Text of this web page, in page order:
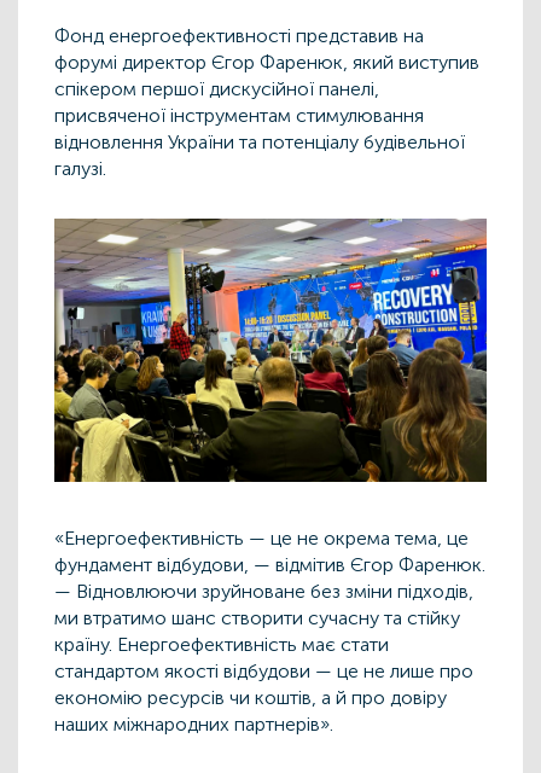
Фонд енергоефективності представив на
форумі директор Єгор Фаренюк, який виступив
спікером першої дискусійної панелі,
присвяченої інструментам стимулювання
відновлення України та потенціалу будівельної
галузі.
«Енергоефективність — це не окрема тема, це
фундамент відбудови, — відмітив Єгор Фаренюк.
— Відновлюючи зруйноване без зміни підходів,
ми втратимо шанс створити сучасну та стійку
країну. Енергоефективність має стати
стандартом якості відбудови — це не лише про
економію ресурсів чи коштів, а й про довіру
наших міжнародних партнерів».